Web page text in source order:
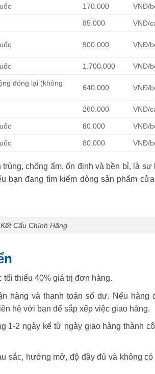
170.000 VNĐ/
85.000 VNĐ/
900.000 VNĐ/
1.700.000 VNĐ/
đóng lại (không
640.000 VNĐ/
260.000 VNĐ/
80.000 VNĐ/
80.000 VNĐ/
chống ẩm, ổn định và bền bỉ, là sự
bạn đang tìm kiếm dòng sản phẩm
Cấu Chính Hãng
thiểu 40% giá trị đơn hàng.
hàng và thanh toán số dư. Nếu hàng
hệ với bạn để sắp xếp việc giao hàng.
1-2 ngày kể từ ngày giao hàng thành
sắc, hướng mở, độ đầy đủ và không có